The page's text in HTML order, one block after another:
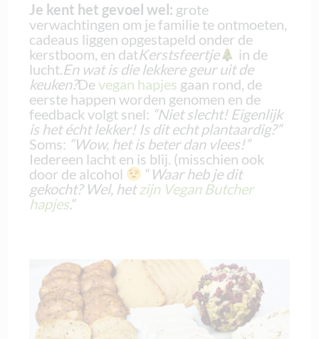
Je kent het gevoel wel: grote
verwachtingen om je familie te ontmoeten,
cadeaus liggen opgestapeld onder de
kerstboom, en datKerstsfeertje
in de
lucht.En wat is die lekkere geur uit de
keuken?Devegan hapjes gaan rond, de
eerste happen worden genomen en de
feedback volgt snel: “Niet slecht! Eigenlijk
is het écht lekker! Is dit echt plantaardig?”
Soms: “Wow, het is beter dan vlees!”
Iedereen lacht en is blij. (misschien ook
door de alcohol
“ Waar heb je dit
gekocht? Wel, hetzijn Vegan Butcher
hapjes.“